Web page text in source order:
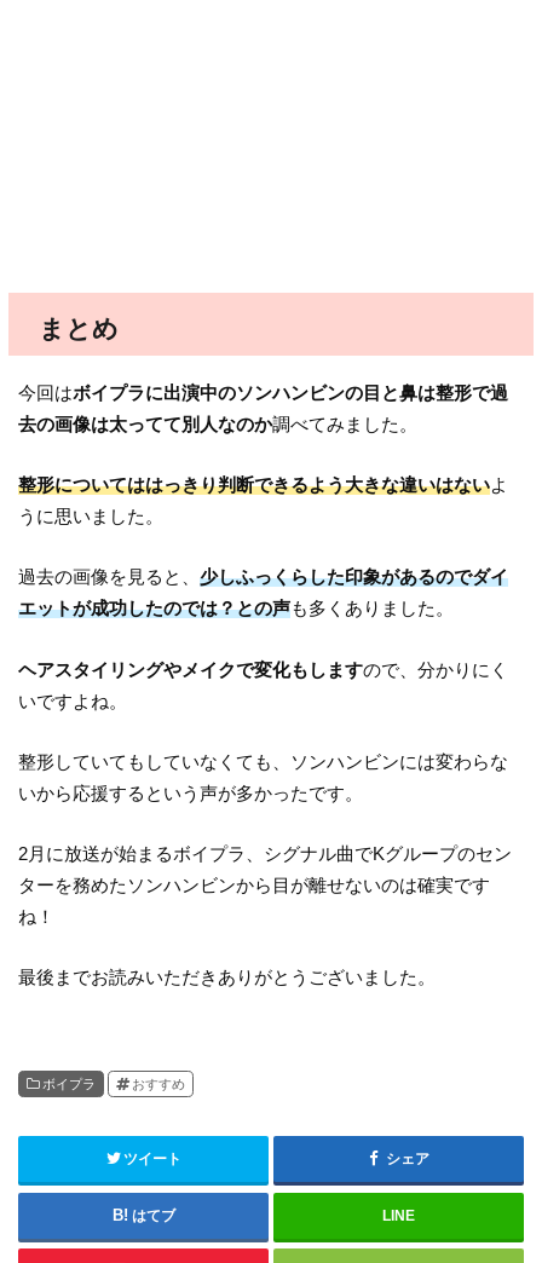
まとめ
今回はボイプラに出演中のソンハンビンの目と鼻は整形で過
去の画像は太ってて別人なのか調べてみました。
整形についてははっきり判断できるよう大きな違いはないよ
うに思いました。
過去の画像を見ると、少しふっくらした印象があるのでダイ
エットが成功したのでは？との声も多くありました。
ヘアスタイリングやメイクで変化もしますので、分かりにく
いですよね。
整形していてもしていなくても、ソンハンビンには変わらな
いから応援するという声が多かったです。
2月に放送が始まるボイプラ、シグナル曲でKグループのセン
ターを務めたソンハンビンから目が離せないのは確実です
ね！
最後までお読みいただきありがとうございました。
ボイプラ おすすめ
ツイート シェア
はてブ LINE